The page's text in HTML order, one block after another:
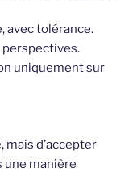
avec tolérance.
uniquement sur
mais d’accepter
une manière